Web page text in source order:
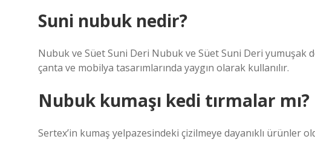
Suni nubuk nedir?
Nubuk ve Süet Suni Deri Nubuk ve Süet Suni Deri yumuşak
çanta ve mobilya tasarımlarında yaygın olarak kullanılır.
Nubuk kumaşı kedi tırmalar mı?
Sertex’in kumaş yelpazesindeki çizilmeye dayanıklı ürünler